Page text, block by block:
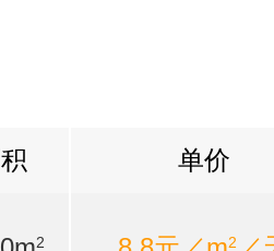
单价
2 2